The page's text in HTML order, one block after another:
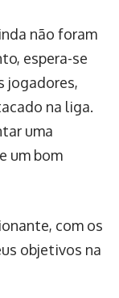
não foram
espera-se
jogadores,
na liga.
uma
um bom
com os
objetivos na